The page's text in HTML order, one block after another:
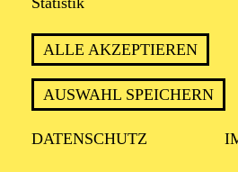
ALLE AKZEPTIEREN
AUSWAHL SPEICHERN
DATENSCHUTZ
1 Stunde, keine